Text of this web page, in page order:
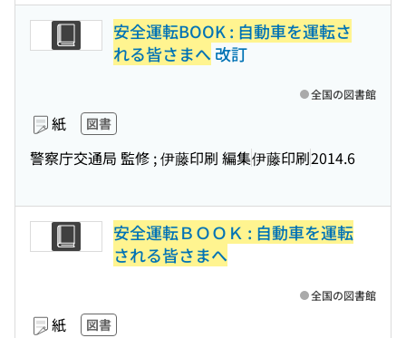
安全運転BOOK : 自動車を運転さ
れる皆さまへ 改訂
紙 図書
警察庁交通局 監修 ; 伊藤印刷 編集伊藤印刷2014.6
全国の図書館
安全運転ＢＯＯＫ : 自動車を運転
される皆さまへ
紙 図書
全国の図書館